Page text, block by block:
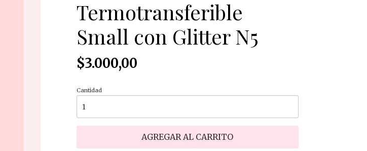
Termotransferible
Small con Glitter N5
$3.000,00
Cantidad
AGREGAR AL CARRITO